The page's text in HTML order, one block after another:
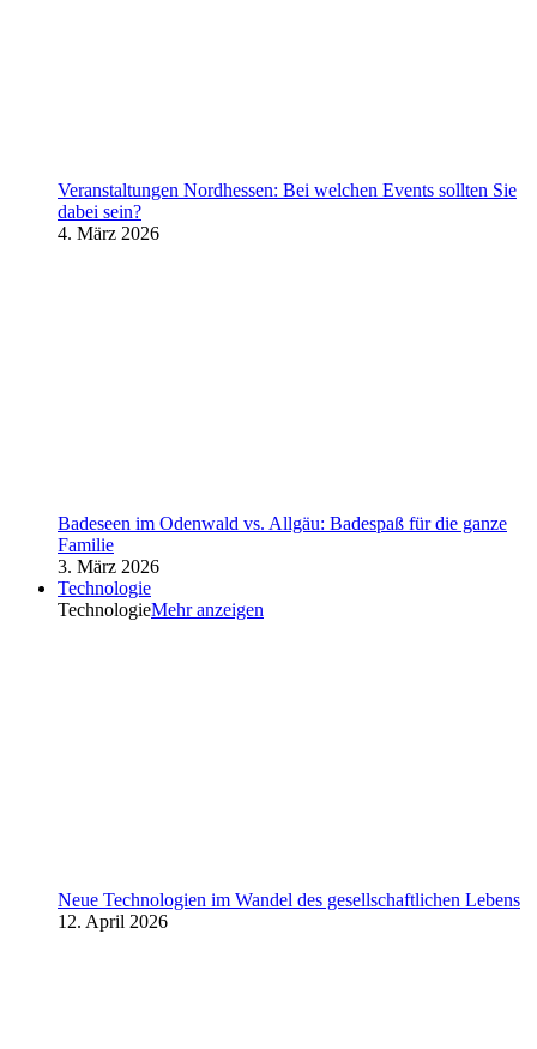
Veranstaltungen Nordhessen: Bei welchen Events sollten Sie
dabei sein?
4. März 2026
Badeseen im Odenwald vs. Allgäu: Badespaß für die ganze
Familie
3. März 2026
Technologie
TechnologieMehr anzeigen
Neue Technologien im Wandel des gesellschaftlichen Lebens
12. April 2026